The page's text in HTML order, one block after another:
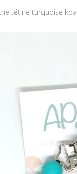
tétine turquoise